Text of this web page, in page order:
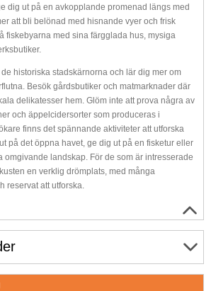
dig ut på en avkopplande promenad längs med
att bli belönad med hisnande vyer och frisk
fiskebyarna med sina färgglada hus, mysiga
historiska stadskärnorna och lär dig mer om
Besök gårdsbutiker och matmarknader där
delikatesser hem. Glöm inte att prova några av
och äppelcidersorter som produceras i
finns det spännande aktiviteter att utforska
på det öppna havet, ge dig ut på en fisketur eller
omgivande landskap. För de som är intresserade
en verklig drömplats, med många
reservat att utforska.